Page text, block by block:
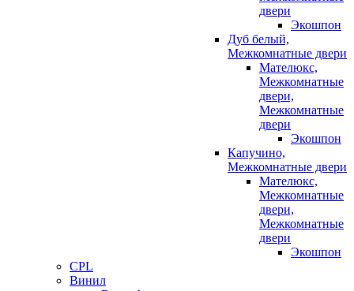
двери
Экошпон
Дуб белый,
Межкомнатные двери
Мателюкс,
Межкомнатные
двери,
Межкомнатные
двери
Экошпон
Капучино,
Межкомнатные двери
Мателюкс,
Межкомнатные
двери,
Межкомнатные
двери
Экошпон
CPL
Винил